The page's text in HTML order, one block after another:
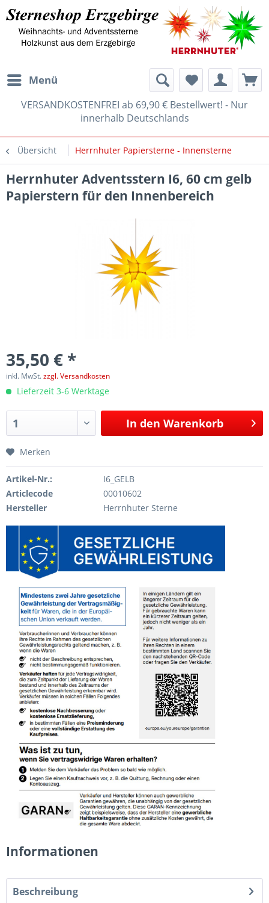
Menü
VERSANDKOSTENFREI ab 69,90 € Bestellwert! - Nur
innerhalb Deutschlands
Übersicht Herrnhuter Papiersterne - Innensterne
Herrnhuter Adventsstern I6, 60 cm gelb
Papierstern für den Innenbereich
35,50 € *
inkl. MwSt.zzgl. Versandkosten
Lieferzeit 3-6 Werktage
In den Warenkorb
Merken
Artikel-Nr.:
I6_GELB
Articlecode
00010602
Hersteller
Herrnhuter Sterne
Informationen
Beschreibung